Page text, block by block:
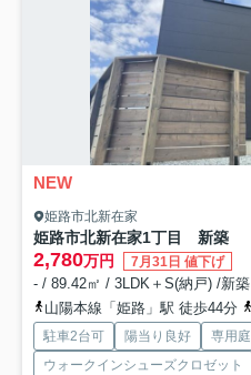
NEW
姫路市北新在家
姫路市北新在家1丁目 新築
2,780万円 7月31日 値下げ
- / 89.42㎡ / 3LDK＋S(納戸) /新築
山陽本線「姫路」駅 徒歩44分
駐車2台可 陽当り良好 専用庭
ウォークインシューズクロゼット